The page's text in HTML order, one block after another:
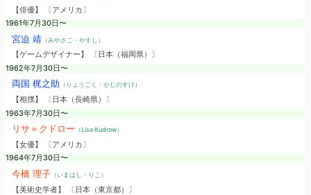
【俳優】 〔アメリカ〕
1961年7月30日〜
宮迫 靖（みやさこ・やすし）
【ゲームデザイナー】 〔日本（福岡県）〕
1962年7月30日〜
両国 梶之助 （りょうごく・かじのすけ）
【相撲】 〔日本（長崎県）〕
1963年7月30日〜
リサ＝クドロー （Lisa Kudrow）
【女優】 〔アメリカ〕
1964年7月30日〜
今橋 理子（いまはし・りこ）
【美術史学者】 〔日本（東京都）〕